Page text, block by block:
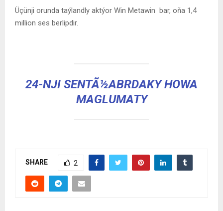
Üçünji orunda taýlandly aktýor Win Metawin bar, oňa 1,4
million ses berlipdir.
24-NJI SENTÃ½ABRDAKY HOWA
MAGLUMATY
SHARE 2